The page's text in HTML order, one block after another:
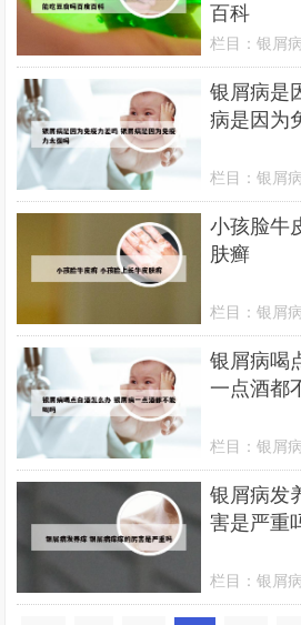
百科
栏目：银屑
银屑病是
病是因为
栏目：银屑
小孩脸牛
肤癣
栏目：银屑
银屑病喝
一点酒都
栏目：银屑
银屑病发
害是严重
栏目：银屑